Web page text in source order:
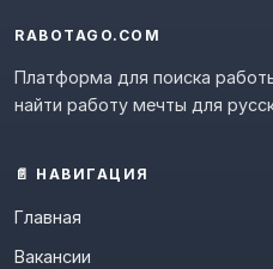
RABOTAGO.COM
Платформа для поиска
найти работу мечты для
📄 НАВИГАЦИЯ
Главная
Вакансии